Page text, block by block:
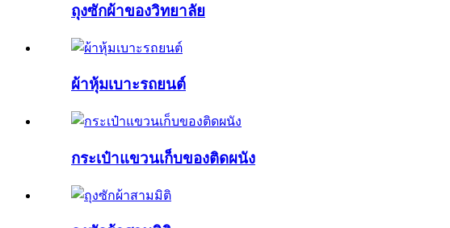
ถุงซักผ้าของวิทยาลัย
ผ้าหุ้มเบาะรถยนต์
กระเป๋าแขวนเก็บของติดผนัง